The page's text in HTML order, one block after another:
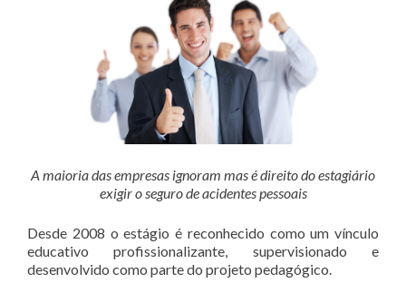
A maioria das empresas ignoram mas é direito do estagiário
exigir o seguro de acidentes pessoais
Desde 2008 o estágio é reconhecido como um vínculo
educativo profissionalizante, supervisionado e
desenvolvido como parte do projeto pedagógico.